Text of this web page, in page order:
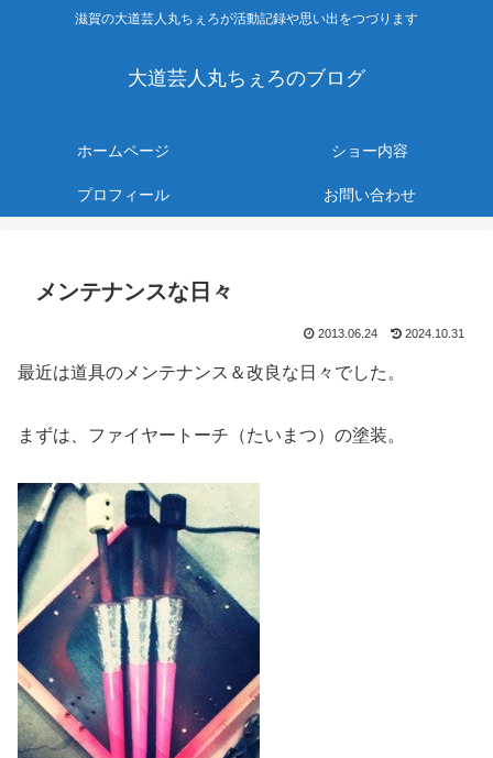
滋賀の大道芸人丸ちぇろが活動記録や思い出をつづります
大道芸人丸ちぇろのブログ
ホームページ ショー内容
プロフィール お問い合わせ
メンテナンスな日々
2013.06.24 2024.10.31
最近は道具のメンテナンス＆改良な日々でした。
まずは、ファイヤートーチ（たいまつ）の塗装。